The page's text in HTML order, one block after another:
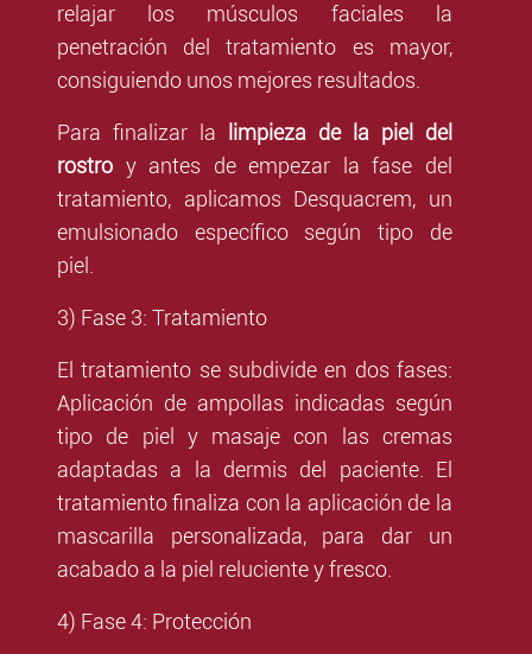
relajar los músculos faciales la
penetración del tratamiento es mayor,
consiguiendo unos mejores resultados.
Para finalizar la
limpieza de la piel del
rostro y antes de empezar la fase del
tratamiento, aplicamos Desquacrem, un
emulsionado específico según tipo de
piel.
3) Fase 3: Tratamiento
El tratamiento se subdivide en dos fases:
Aplicación de ampollas indicadas según
tipo de piel y masaje con las cremas
adaptadas a la dermis del paciente. El
tratamiento finaliza con la aplicación de la
mascarilla personalizada, para dar un
acabado a la piel reluciente y fresco.
4) Fase 4: Protección